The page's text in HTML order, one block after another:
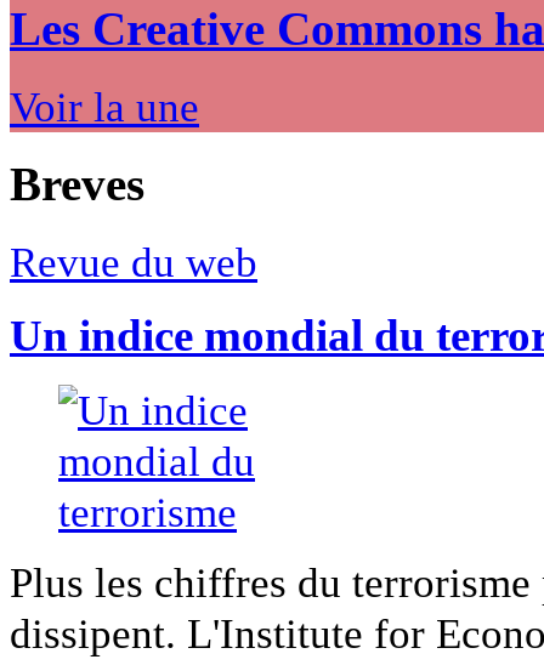
Les Creative Commons
Voir la une
Breves
Revue du web
Un indice mondial du
Plus les chiffres du
dissipent. L'Institute for